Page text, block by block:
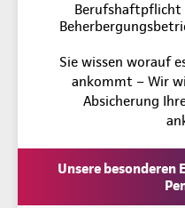
Berufshaftpflicht
Sie wissen worauf
ankommt – Wir
Absicherung
Unsere besonderen